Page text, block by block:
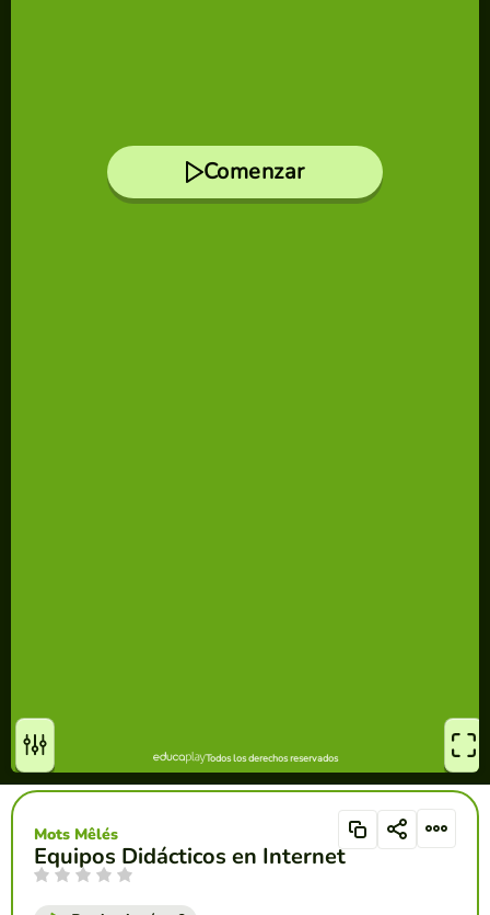
Equipos Didácticos en Internet
Mots Mêlés